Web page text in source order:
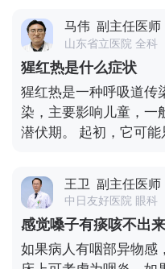
的液体复苏。符合一个
的人可被诊断为重症肺
疗。
常值比口腔温度高0.3
以下是没有发烧的。
如果精神状态较好，饮
以多喝水，注意休息，
挤的地方，并尽量防止
温，如贴退热贴、洗温
那敏颗粒，可治疗和缓
粒、羚羊角颗粒、连花
体温超过38.5度时，可
用于婴儿退热，可起到
续不减，精神相对虚弱
认为是感冒引起的肺炎
马伟 副主任医师
山东省立医院 全科
猩红热是什么症状
猩红热是一种呼吸道传
染，主要影响儿童，一
潜伏期。 起初，它可
发热前就会怕冷，体温
一些全身毒性症状，如
很容易被误认为急性上
一些分泌物，咽喉部也
王卫 副主任医师
中日友好医院 眼科
感觉嗓子有痰咳不出
如果病人有咽部异物感